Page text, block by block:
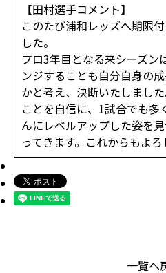
【田村選手コメント】
このたび浦和レッズへ期限
した。
プロ3年目となる来シーズン
ンジすることも自分自身の
かと考え、決断いたしまし
ことを自信に、1試合でも多
んにレベルアップした姿を
ってきます。これからもよろ
一覧へ